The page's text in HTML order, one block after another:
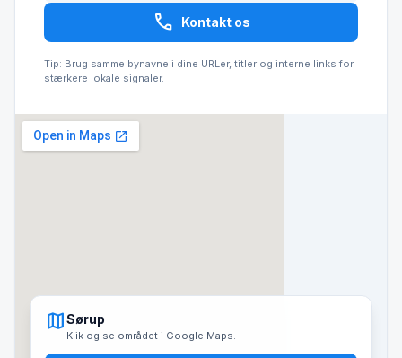
call Kontakt os
Tip: Brug samme bynavne i dine URLer, titler og interne links for
stærkere lokale signaler.
mapSørup
Klik og se området i Google Maps.